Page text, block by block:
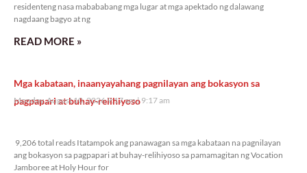
residenteng nasa mabababang mga lugar at mga apektado ng dalawang
nagdaang bagyo at ng
READ MORE »
Mga kabataan, inaanyayahang pagnilayan ang bokasyon sa
pagpapari at buhay-relihiyoso
Monday, August 10, 2026 9:17 am 9:17 am
9,206 total reads Itatampok ang panawagan sa mga kabataan na pagnilayan
ang bokasyon sa pagpapari at buhay-relihiyoso sa pamamagitan ng Vocation
Jamboree at Holy Hour for